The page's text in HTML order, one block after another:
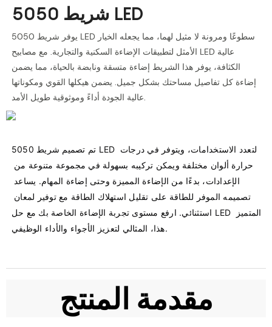
شريط 5050 LED
يوفر شريط 5050 LED سطوعًا ومرونة لا مثيل لهما، مما يجعله الخيار
الأمثل لتطبيقات الإضاءة السكنية والتجارية. مع مصابيح LED عالية
الكثافة، يوفر هذا الشريط إضاءة متسقة ونابضة بالحياة، مما يضمن
إضاءة كل تفاصيل مساحتك بشكل جميل. يضمن هيكلها القوي ومكوناتها
عالية الجودة أداءً وموثوقية طويل الأمد.
تم تصميم شريط 5050 LED لتعدد الاستخدامات، ويتوفر في درجات
استثنائي. ارفع مستوى تجربة الإضاءة الخاصة بك مع حل LED المتميز
مقدمة المنتج